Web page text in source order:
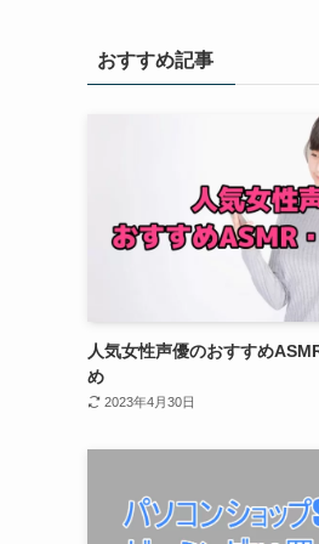
おすすめ記事
人気女性声優のおすすめ
め
2023年4月30日